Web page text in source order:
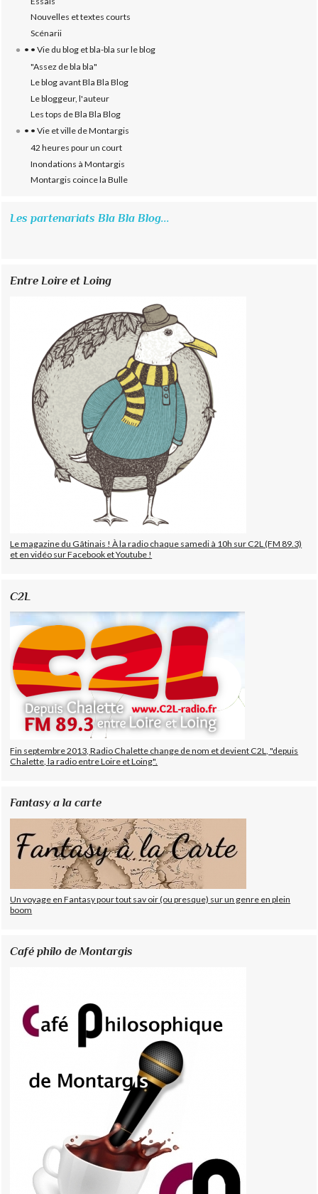
Nouvelles et textes courts
Scénarii
• • Vie du blog et bla-bla sur le blog
"Assez de bla bla"
Le blog avant Bla Bla Blog
Le bloggeur, l'auteur
Les tops de Bla Bla Blog
• • Vie et ville de Montargis
42 heures pour un court
Inondations à Montargis
Montargis coince la Bulle
Les partenariats Bla Bla Blog...
Entre Loire et Loing
Le magazine du Gâtinais ! À la radio chaque samedi à 10h sur C2L (FM 89.3)
et en vidéo sur Facebook et Youtube !
C2L
Fin septembre 2013, Radio Chalette change de nom et devient C2L, "depuis
Chalette, la radio entre Loire et Loing".
Fantasy a la carte
Un voyage en Fantasy pour tout sav oir (ou presque) sur un genre en plein
boom
Café philo de Montargis